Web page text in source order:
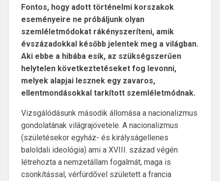
Fontos, hogy adott történelmi korszakok
eseményeire ne próbáljunk olyan
szemléletmódokat rákényszeríteni, amik
évszázadokkal később jelentek meg a világban.
Aki ebbe a hibába esik, az szükségszerűen
helytelen következtetéseket fog levonni,
melyek alapjai lesznek egy zavaros,
ellentmondásokkal tarkított szemléletmódnak.
Vizsgálódásunk második állomása a nacionalizmus
gondolatának világrajövetele. A nacionalizmus
(születésekor egyház- és királyságellenes
baloldali ideológia) ami a XVIII. század végén
létrehozta a nemzetállam fogalmát, maga is
csonkítással, vérfürdővel született a francia